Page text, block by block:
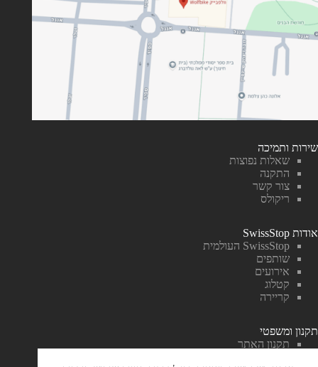
שירות ותמיכה
שאלות נפוצות
התקנה
צור קשר
ריקולס
אודות SwissStop
SwissStop העולמית
שותפים
אירועים
קטלוג
קריירה
תקנון ומשפטי
תקנון האתר